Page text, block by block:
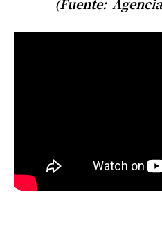
(Fuente: